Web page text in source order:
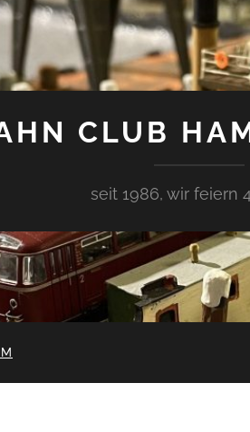
CLUB
seit 1986, wir feiern